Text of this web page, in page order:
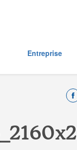
Entreprise
2160x2